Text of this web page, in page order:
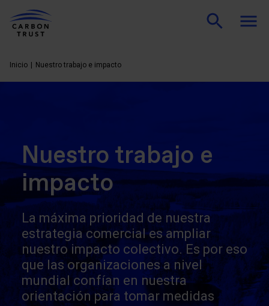
Inicio Nuestro trabajo e impacto
Nuestro trabajo e
impacto
La máxima prioridad de nuestra
estrategia comercial es ampliar
nuestro impacto colectivo. Es por eso
que las organizaciones a nivel
mundial confían en nuestra
orientación para tomar medidas